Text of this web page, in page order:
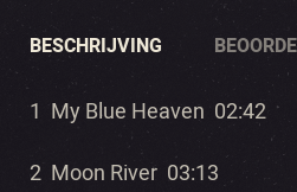
BESCHRIJVING
1 My Blue Heaven 02:42
2 Moon River 03:13